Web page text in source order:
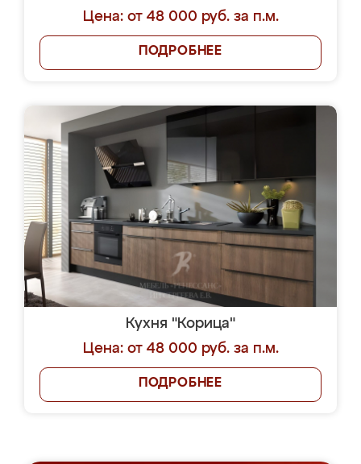
Цена: от 48 000 руб. за п.м.
ПОДРОБНЕЕ
Кухня "Корица"
Цена: от 48 000 руб. за п.м.
ПОДРОБНЕЕ